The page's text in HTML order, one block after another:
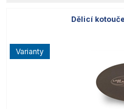
Dělicí
varianty